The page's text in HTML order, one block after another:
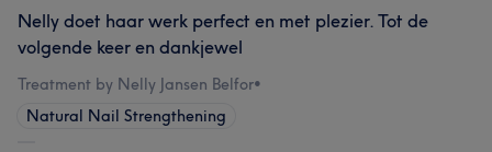
Nelly doet haar werk perfect en met plezier. Tot de
volgende keer en dankjewel
Treatment by Nelly Jansen Belfor•
Natural Nail Strengthening